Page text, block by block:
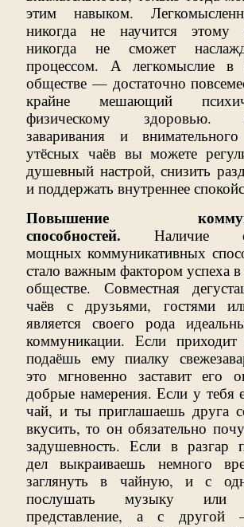
этим навыком.
никогда не научится этому
никогда не сможет
процессом. А легкомыслие в
обществе — достаточно
крайне мешающий
физическому здоровью.
заваривания и
утёсных чаёв вы можете
душевный настрой, снизить
и поддержать внутреннее
Повышение
способностей. Наличие
мощных коммуникативных
стало важным фактором успеха
обществе. Совместная
чаёв с друзьями, гостями
является своего рода
коммуникации. Если
подаёшь ему пиалку
это мгновенно заставит его
добрые намерения. Если у тебя
чай, и ты приглашаешь друга
вкусить, то он обязательно
задушевность. Если в разгар
дел выкраиваешь немного
заглянуть в чайную, и с
послушать музыку или
представление, а с другой